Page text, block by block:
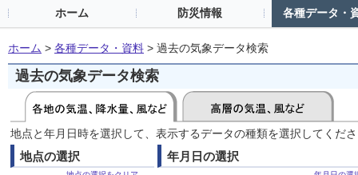
ホーム 防災情報 各種データ・
ホーム > 各種データ・資料 > 過去の気象データ検索
過去の気象データ検索
地点と年月日時を選択して、表示するデータの種類を選択してくだ
地点の選択 年月日の選択